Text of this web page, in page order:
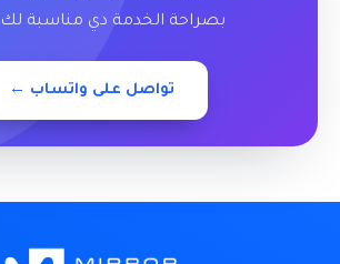
بصراحة الخدمة دي مناسبة لك
تواصل على واتساب ←